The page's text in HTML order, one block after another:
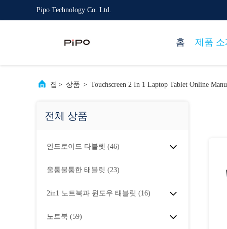
Pipo Technology Co. Ltd.
홈 제품 소
집 > 상품 > Touchscreen 2 In 1 Laptop Tablet Online
전체 상품
안드로이드 타블렛 (46)
울퉁불퉁한 태블릿 (23)
2in1 노트북과 윈도우 태블릿 (16)
노트북 (59)